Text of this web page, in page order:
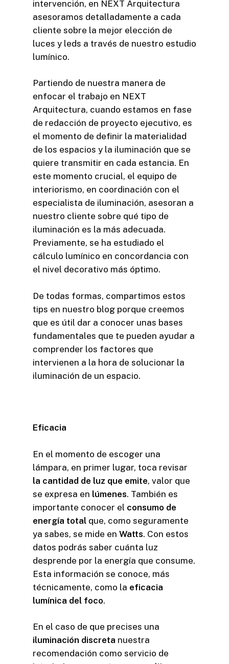
intervención, en NEXT Arquitectura
asesoramos detalladamente a cada
cliente sobre la mejor elección de
luces y leds a través de nuestro estudio
lumínico.
Partiendo de nuestra manera de
enfocar el trabajo en NEXT
Arquitectura, cuando estamos en fase
de redacción de proyecto ejecutivo, es
el momento de definir la materialidad
de los espacios y la iluminación que se
quiere transmitir en cada estancia. En
este momento crucial, el equipo de
interiorismo, en coordinación con el
especialista de iluminación, asesoran a
nuestro cliente sobre qué tipo de
iluminación es la más adecuada.
Previamente, se ha estudiado el
cálculo lumínico en concordancia con
el nivel decorativo más óptimo.
De todas formas, compartimos estos
tips en nuestro blog porque creemos
que es útil dar a conocer unas bases
fundamentales que te pueden ayudar a
comprender los factores que
intervienen a la hora de solucionar la
iluminación de un espacio.
Eficacia
En el momento de escoger una
lámpara, en primer lugar, toca revisar
la cantidad de luz que emite, valor que
se expresa en lúmenes. También es
importante conocer el consumo de
energía total que, como seguramente
ya sabes, se mide en Watts. Con estos
datos podrás saber cuánta luz
desprende por la energía que consume.
Esta información se conoce, más
técnicamente, como la eficacia
lumínica del foco.
En el caso de que precises una
iluminación discreta nuestra
recomendación como servicio de